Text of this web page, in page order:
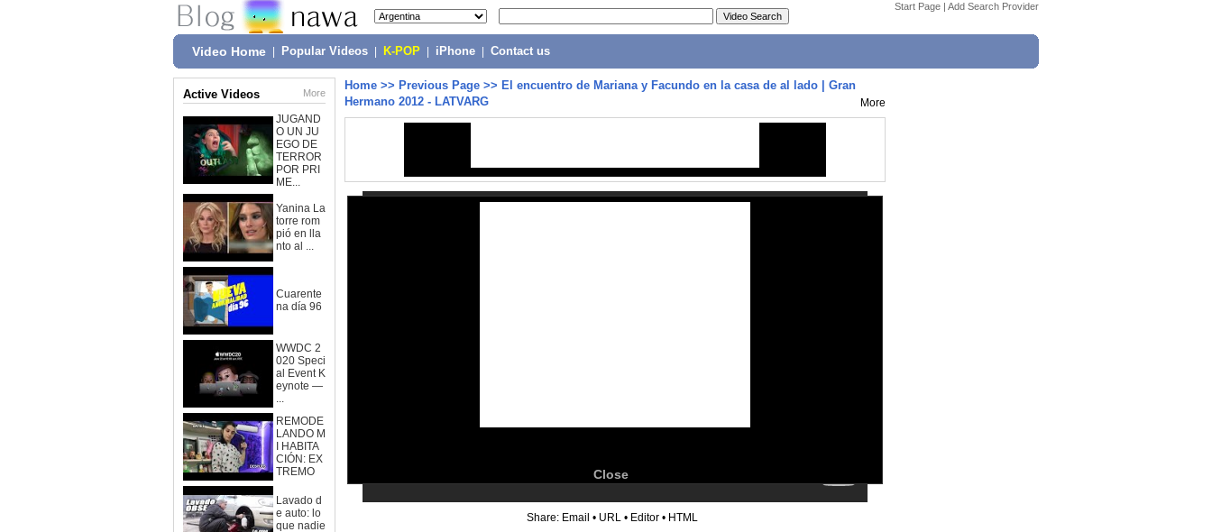
Start Page | Add Search Provider
Video Home Popular Videos K-POP iPhone Contact us
Active Videos More
JUGAND
O UN JU
EGO DE
TERROR
POR PRI
ME...
Yanina La
torre rom
pió en lla
nto al ...
Cuarente
na día 96
WWDC 2
020 Speci
al Event K
eynote —
...
REMODE
LANDO M
I HABITA
CIÓN: EX
TREMO
Lavado d
e auto: lo
que nadie
Home >> Previous Page >> El encuentro de Mariana y Facundo en la casa de al lado | Gran
Hermano 2012 - LATVARG
More
Close
Share: Email • URL • Editor • HTML